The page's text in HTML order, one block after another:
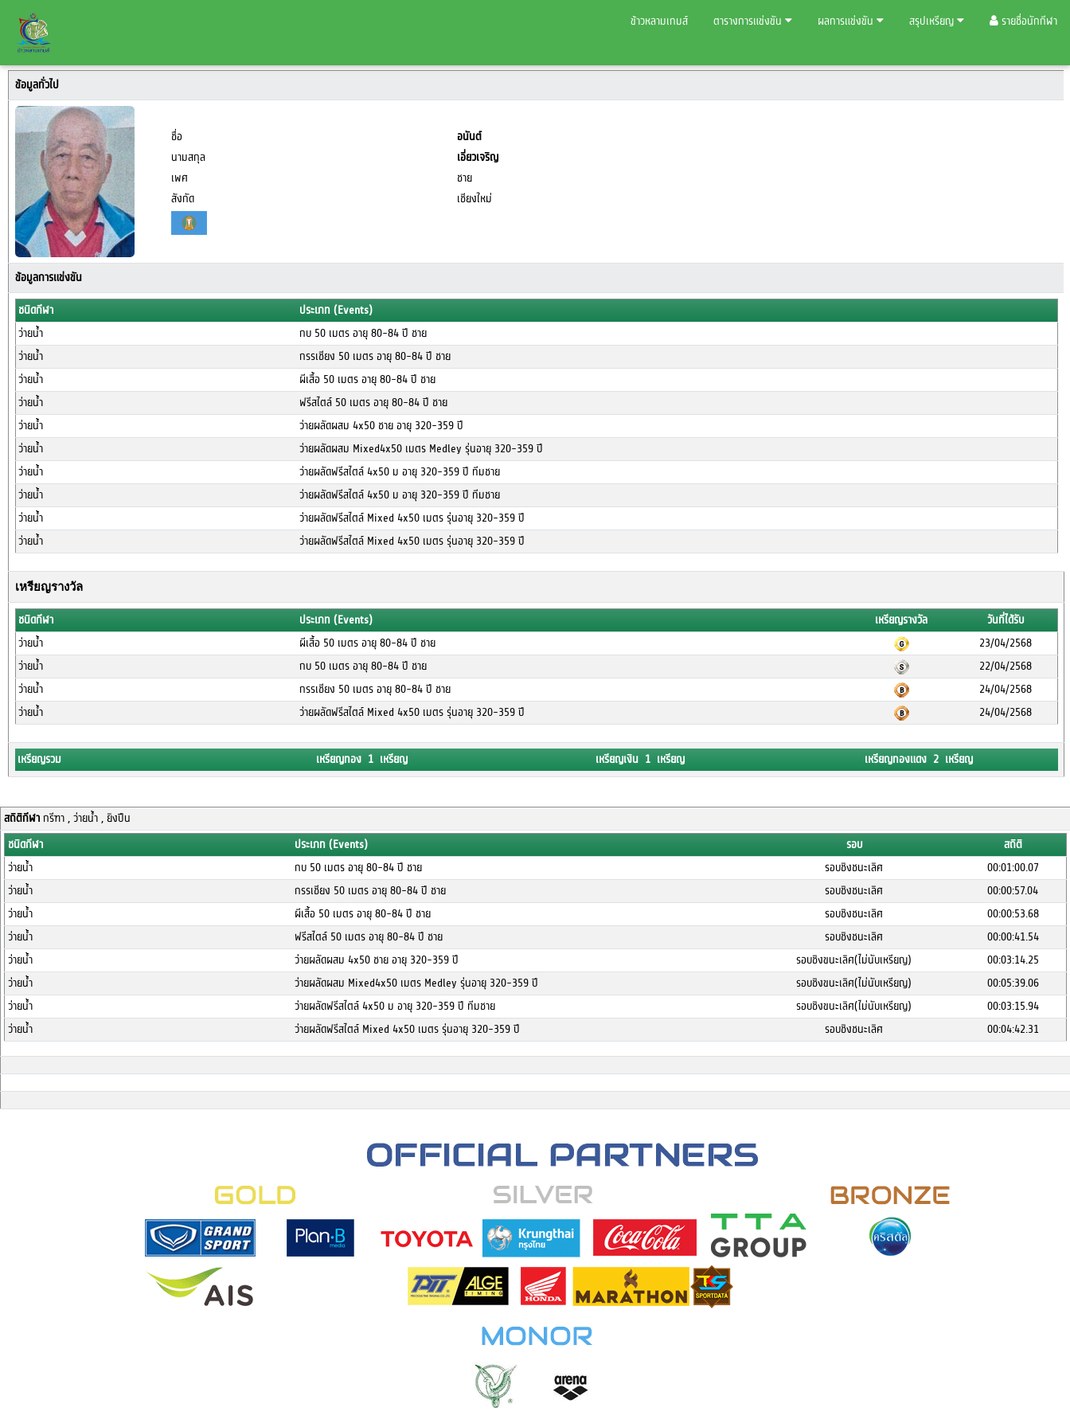
ข้าวหลามเกมส์ ตารางการแข่งขัน ผลการแข่งขัน สรุปเหรียญ รายชื่อนักกีฬา
ข้อมูลทั่วไป
ชื่อ
อนันต์
นามสกุล
เอี่ยวเจริญ
เพศ
ชาย
สังกัด
เชียงใหม่
ข้อมูลการแข่งขัน
ชนิดกีฬา
ประเภท (Events)
ว่ายน้ำ
กบ 50 เมตร อายุ 80-84 ปี ชาย
ว่ายน้ำ
กรรเชียง 50 เมตร อายุ 80-84 ปี ชาย
ว่ายน้ำ
ผีเสื้อ 50 เมตร อายุ 80-84 ปี ชาย
ว่ายน้ำ
ฟรีสไตล์ 50 เมตร อายุ 80-84 ปี ชาย
ว่ายน้ำ
ว่ายผลัดผสม 4x50 ชาย อายุ 320-359 ปี
ว่ายน้ำ
ว่ายผลัดผสม Mixed4x50 เมตร Medley รุ่นอายุ 320-359 ปี
ว่ายน้ำ
ว่ายผลัดฟรีสไตล์ 4x50 ม อายุ 320-359 ปี ทีมชาย
ว่ายน้ำ
ว่ายผลัดฟรีสไตล์ 4x50 ม อายุ 320-359 ปี ทีมชาย
ว่ายน้ำ
ว่ายผลัดฟรีสไตล์ Mixed 4x50 เมตร รุ่นอายุ 320-359 ปี
ว่ายน้ำ
ว่ายผลัดฟรีสไตล์ Mixed 4x50 เมตร รุ่นอายุ 320-359 ปี
เหรียญรางวัล
ชนิดกีฬา ประเภท (Events) เหรียญรางวัล
วันที่ได้รับ
ว่ายน้ำ
ผีเสื้อ 50 เมตร อายุ 80-84 ปี ชาย
23/04/2568
ว่ายน้ำ
กบ 50 เมตร อายุ 80-84 ปี ชาย
22/04/2568
ว่ายน้ำ
กรรเชียง 50 เมตร อายุ 80-84 ปี ชาย
24/04/2568
ว่ายน้ำ
ว่ายผลัดฟรีสไตล์ Mixed 4x50 เมตร รุ่นอายุ 320-359 ปี 24/04/2568
เหรียญรวม เหรียญทอง 1 เหรียญ เหรียญเงิน 1 เหรียญ เหรียญทองแดง 2 เหรียญ
สถิติกีฬากรีฑา , ว่ายน้ำ , ยิงปืน
ชนิดกีฬา
ประเภท (Events) รอบ
สถิติ
ว่ายน้ำ
กบ 50 เมตร อายุ 80-84 ปี ชาย รอบชิงชนะเลิศ
00:01:00.07
ว่ายน้ำ
กรรเชียง 50 เมตร อายุ 80-84 ปี ชาย รอบชิงชนะเลิศ
00:00:57.04
ว่ายน้ำ
ผีเสื้อ 50 เมตร อายุ 80-84 ปี ชาย รอบชิงชนะเลิศ
00:00:53.68
ว่ายน้ำ
ฟรีสไตล์ 50 เมตร อายุ 80-84 ปี ชาย รอบชิงชนะเลิศ
00:00:41.54
ว่ายน้ำ
ว่ายผลัดผสม 4x50 ชาย อายุ 320-359 ปี รอบชิงขนะเลิศ(ไม่นับเหรียญ)
00:03:14.25
ว่ายน้ำ
ว่ายผลัดผสม Mixed4x50 เมตร Medley รุ่นอายุ 320-359 ปี รอบชิงขนะเลิศ(ไม่นับเหรียญ)
00:05:39.06
ว่ายน้ำ
ว่ายผลัดฟรีสไตล์ 4x50 ม อายุ 320-359 ปี ทีมชาย รอบชิงขนะเลิศ(ไม่นับเหรียญ)
00:03:15.94
ว่ายน้ำ
ว่ายผลัดฟรีสไตล์ Mixed 4x50 เมตร รุ่นอายุ 320-359 ปี รอบชิงชนะเลิศ 00:04:42.31